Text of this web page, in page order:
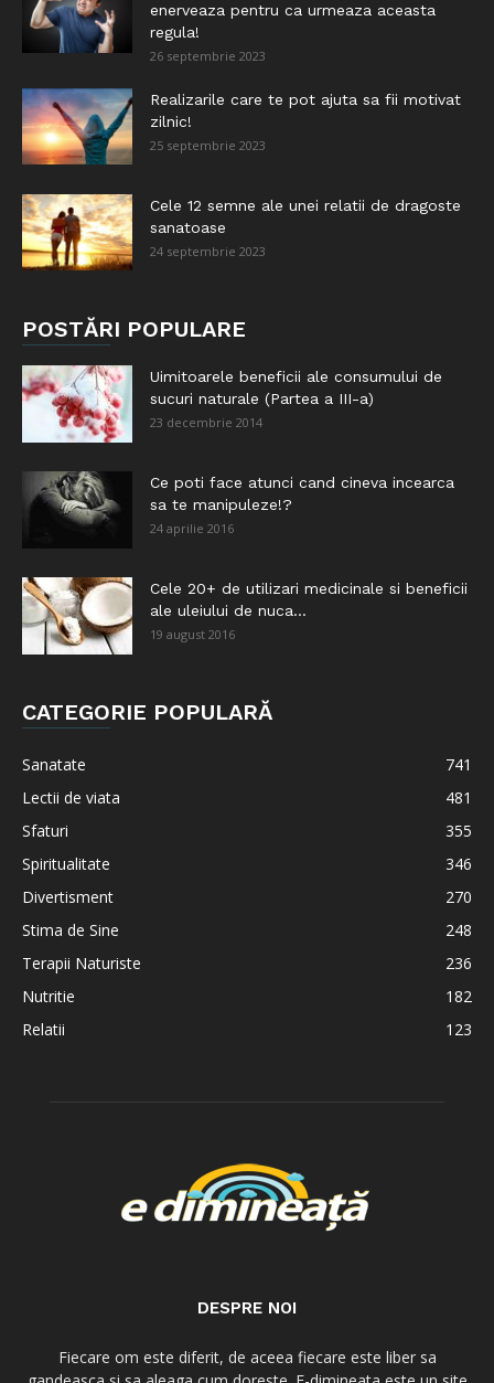
enerveaza pentru ca urmeaza aceasta
regula!
26 septembrie 2023
Realizarile care te pot ajuta sa fii motivat
zilnic!
25 septembrie 2023
Cele 12 semne ale unei relatii de dragoste
sanatoase
24 septembrie 2023
POSTĂRI POPULARE
Uimitoarele beneficii ale consumului de
sucuri naturale (Partea a III-a)
23 decembrie 2014
Ce poti face atunci cand cineva incearca
sa te manipuleze!?
24 aprilie 2016
Cele 20+ de utilizari medicinale si beneficii
ale uleiului de nuca...
19 august 2016
CATEGORIE POPULARĂ
Sanatate
741
Lectii de viata
481
Sfaturi
355
Spiritualitate
346
Divertisment
270
Stima de Sine
248
Terapii Naturiste
236
Nutritie
182
Relatii
123
DESPRE NOI
Fiecare om este diferit, de aceea fiecare este liber sa